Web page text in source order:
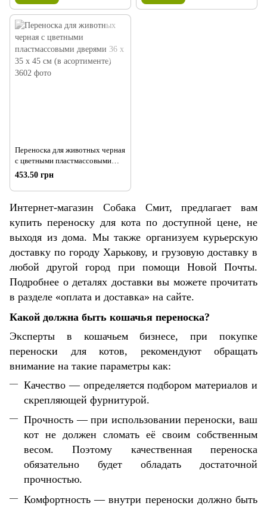
Переноска для животных черная
с цветными пластмассовыми
дверями 36 x 35 x 45 см (в
асортименте)
453.50 грн
Интернет-магазин Собака Смит, предлагает вам
купить переноску для кота по доступной цене, не
выходя из дома. Мы также организуем курьерскую
доставку по городу Харькову, и грузовую доставку в
любой другой город при помощи Новой Почты.
Подробнее о деталях доставки вы можете прочитать
в разделе «оплата и доставка» на сайте.
Какой должна быть кошачья переноска?
Эксперты в кошачьем бизнесе, при покупке
переноски для котов, рекомендуют обращать
внимание на такие параметры как:
Качество — определяется подбором материалов и
скрепляющей фурнитурой.
Прочность — при использовании переноски, ваш
кот не должен сломать её своим собственным
весом. Поэтому качественная переноска
обязательно будет обладать достаточной
прочностью.
Комфортность — внутри переноски должно быть